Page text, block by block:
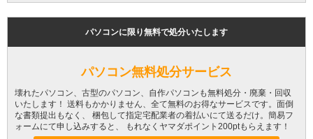
パソコンに限り無料で処分いたします
パソコン無料処分サービス
壊れたパソコン、古型のパソコン、自作パソコンも無料処分・廃棄・回収
いたします！ 送料もかかりません、全て無料のお得なサービスです。面倒
な書類提出もなく、 梱包して指定宅配業者の着払いにて送るだけ。簡易フ
ォームにて申し込みすると、 もれなくヤマダポイント200ptもらえます！